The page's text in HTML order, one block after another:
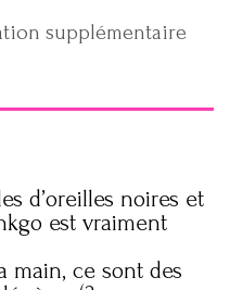
supplémentaire
d’oreilles noires et
est vraiment
main, ce sont des